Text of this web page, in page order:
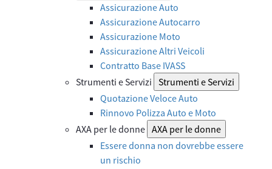
Assicurazione Auto
Assicurazione Autocarro
Assicurazione Moto
Assicurazione Altri Veicoli
Contratto Base IVASS
Strumenti e Servizi Strumenti e Servizi
Quotazione Veloce Auto
Rinnovo Polizza Auto e Moto
AXA per le donne AXA per le donne
Essere donna non dovrebbe essere
un rischio